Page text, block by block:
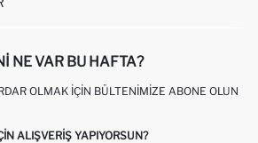
NE VAR BU HAFTA?
OLMAK İÇIN BÜLTENIMIZE ABONE OLUN
ALIŞVERIŞ YAPIYORSUN?